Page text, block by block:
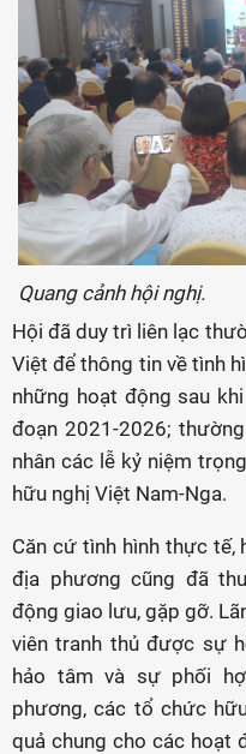
Quang cảnh hội nghị.
Hội đã duy trì liên lạc
Việt để thông tin về tình
những hoạt động sau
đoạn 2021-2026;
nhân các lễ kỷ niệm
hữu nghị Việt Nam-Nga.
Căn cứ tình hình thực tế,
địa phương cũng đã
động giao lưu, gặp gỡ.
viên tranh thủ được sự
hảo tâm và sự phối
phương, các tổ chức
quả chung cho các hoạt